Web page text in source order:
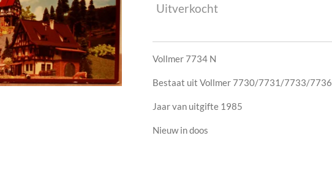
Uitverkocht
Vollmer 7734 N
Bestaat uit Vollmer 7730/7731/7733/7736
Jaar van uitgifte 1985
Nieuw in doos